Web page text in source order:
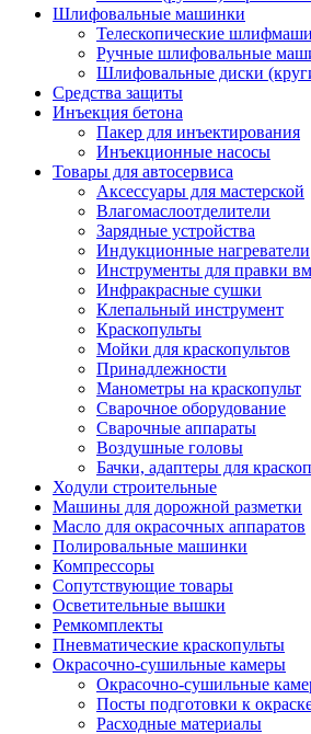
Шлифовальные машинки
Телескопические
Ручные шлифовальные
Шлифовальные диски
Средства защиты
Инъекция бетона
Пакер для инъектирования
Инъекционные насосы
Товары для автосервиса
Аксессуары для мастерской
Влагомаслоотделители
Зарядные устройства
Индукционные нагреватели
Инструменты для правки
Инфракрасные сушки
Клепальный инструмент
Краскопульты
Мойки для краскопультов
Принадлежности
Манометры на краскопульт
Сварочное оборудование
Сварочные аппараты
Воздушные головы
Бачки, адаптеры для
Ходули строительные
Машины для дорожной разметки
Масло для окрасочных аппаратов
Полировальные машинки
Компрессоры
Сопутствующие товары
Осветительные вышки
Ремкомплекты
Пневматические краскопульты
Окрасочно-сушильные камеры
Окрасочно-сушильные
Посты подготовки к
Расходные материалы